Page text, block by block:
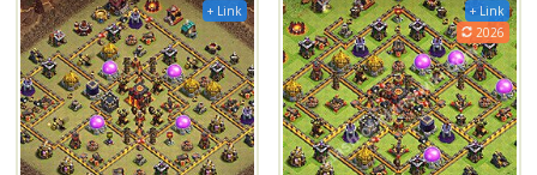
+ Link
+ Link
2026